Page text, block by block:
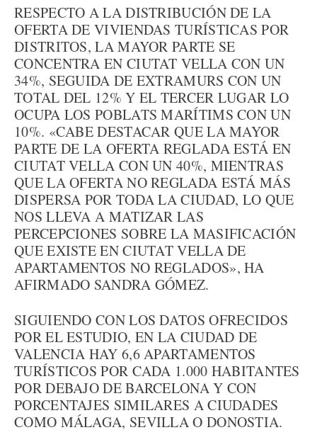
RESPECTO A LA DISTRIBUCIÓN DE LA
OFERTA DE VIVIENDAS TURÍSTICAS POR
DISTRITOS, LA MAYOR PARTE SE
CONCENTRA EN CIUTAT VELLA CON UN
34%, SEGUIDA DE EXTRAMURS CON UN
TOTAL DEL 12% Y EL TERCER LUGAR LO
OCUPA LOS POBLATS MARÍTIMS CON UN
10%. «CABE DESTACAR QUE LA MAYOR
PARTE DE LA OFERTA REGLADA ESTÁ EN
CIUTAT VELLA CON UN 40%, MIENTRAS
QUE LA OFERTA NO REGLADA ESTÁ MÁS
DISPERSA POR TODA LA CIUDAD, LO QUE
NOS LLEVA A MATIZAR LAS
PERCEPCIONES SOBRE LA MASIFICACIÓN
QUE EXISTE EN CIUTAT VELLA DE
APARTAMENTOS NO REGLADOS», HA
AFIRMADO SANDRA GÓMEZ.
SIGUIENDO CON LOS DATOS OFRECIDOS
POR EL ESTUDIO, EN LA CIUDAD DE
VALENCIA HAY 6,6 APARTAMENTOS
TURÍSTICOS POR CADA 1.000 HABITANTES
POR DEBAJO DE BARCELONA Y CON
PORCENTAJES SIMILARES A CIUDADES
COMO MÁLAGA, SEVILLA O DONOSTIA.